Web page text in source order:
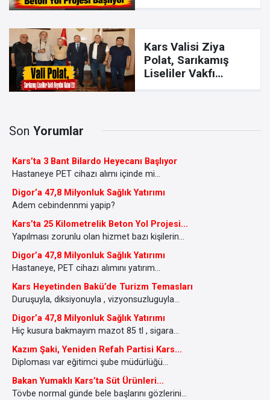
Kars Valisi Ziya
Polat, Sarıkamış
Liseliler Vakfı
Son Yorumlar
Kars’ta 3 Bant Bilardo Heyecanı Başlıyor
Hastaneye PET cihazı alımı içinde mi...
Digor’a 47,8 Milyonluk Sağlık Yatırımı
Adem cebindennmi yapip?
Kars’ta 25 Kilometrelik Beton Yol Projesi...
Yapılması zorunlu olan hizmet bazı kişilerin...
Digor’a 47,8 Milyonluk Sağlık Yatırımı
Hastaneye, PET cihazı alımını yatırım...
Kars Heyetinden Bakü’de Turizm Temasları
Duruşuyla, diksiyonuyla , vizyonsuzluguyla...
Digor’a 47,8 Milyonluk Sağlık Yatırımı
Hiç kusura bakmayım mazot 85 tl , sigara...
Kazım Şaki, Yeniden Refah Partisi Kars...
Diploması var eğitimci şube müdürlüğü...
Bakan Yumaklı Kars’ta Süt Ürünleri...
Tövbe normal günde bele başlarını gözlerini...